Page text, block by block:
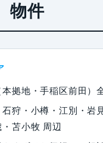
物件
拠地・手稲区前田）
狩・小樽・江別・岩
苫小牧 周辺